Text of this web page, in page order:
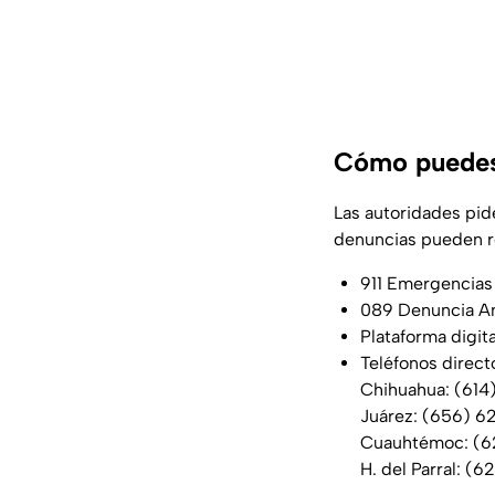
Cómo
Las autoridades
denuncias pueden
911 Emergencias
089 Denuncia
Plataforma
Teléfonos
Chihuahua:
Juárez: (656)
Cuauhtémoc:
H. del Parral: